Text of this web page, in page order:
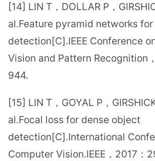
[14] LIN T，DOLLAR P，
al.Feature pyramid networks
detection[C].IEEE Conference
Vision and Pattern Recognition
944.
[15] LIN T，GOYAL P，
al.Focal loss for dense object
detection[C].International
Computer Vision.IEEE，2017：